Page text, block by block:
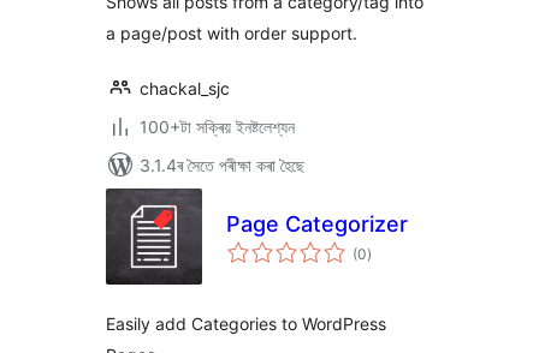
a page/post with order support.
chackal_sjc
100+টা সক্ৰিয় ইনষ্টলেশ্যন
3.1.4ৰ সৈতে পৰীক্ষা কৰা হৈছে
Page Categorizer
(0টা
মুঠ)
Easily add Categories to WordPress